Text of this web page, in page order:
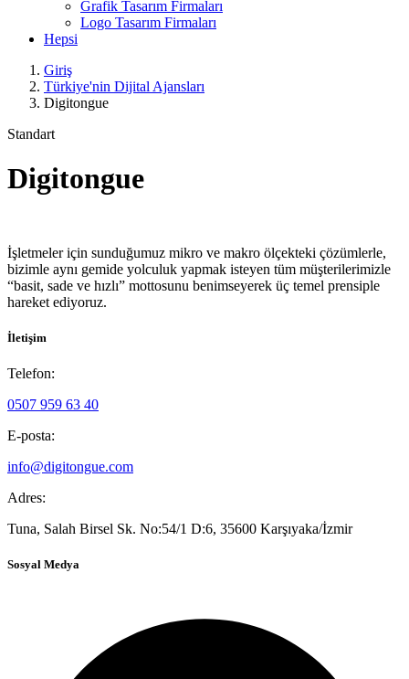
Grafik Tasarım Firmaları
Logo Tasarım Firmaları
Hepsi
Giriş
Türkiye'nin Dijital Ajansları
Digitongue
Standart
Digitongue
İşletmeler için sunduğumuz mikro ve makro ölçekteki çözümlerle,
bizimle aynı gemide yolculuk yapmak isteyen tüm müşterilerimizle
“basit, sade ve hızlı” mottosunu benimseyerek üç temel prensiple
hareket ediyoruz.
İletişim
Telefon:
0507 959 63 40
E-posta:
info@digitongue.com
Adres:
Tuna, Salah Birsel Sk. No:54/1 D:6, 35600 Karşıyaka/İzmir
Sosyal Medya